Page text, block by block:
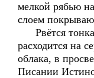
мелкой рябью
слоем
Рвётся
расходится на
облака, в
Писании